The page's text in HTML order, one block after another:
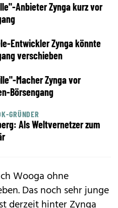
Anbieter Zynga kurz vor
Entwickler Zynga könnte
verschieben
Macher Zynga vor
Börsengang
GRÜNDER
Als Weltvernetzer zum
Wooga ohne
Das noch sehr junge